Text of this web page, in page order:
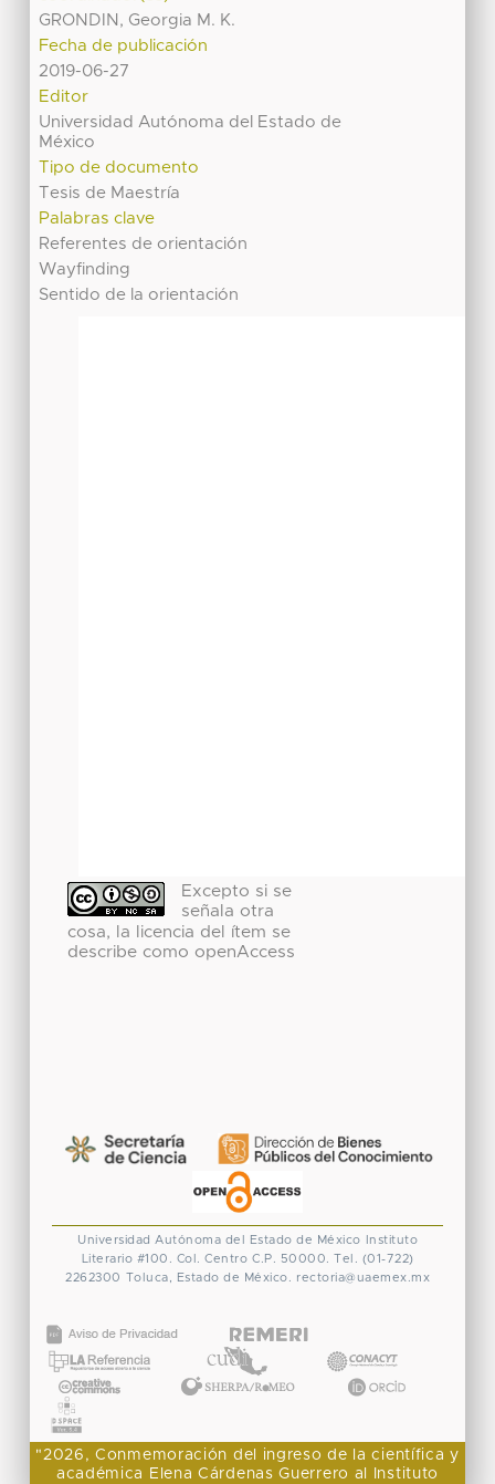
GRONDIN, Georgia M. K.
Fecha de publicación
2019-06-27
Editor
Universidad Autónoma del Estado de
México
Tipo de documento
Tesis de Maestría
Palabras clave
Referentes de orientación
Wayfinding
Sentido de la orientación
Excepto si se
señala otra
cosa, la licencia del ítem se
describe como openAccess
Universidad Autónoma del Estado de México
Instituto
Literario #100. Col. Centro C.P. 50000. Tel. (01-722)
2262300 Toluca, Estado de México. rectoria@uaemex.mx
"2026, Conmemoración del ingreso de la científica y
académica Elena Cárdenas Guerrero al Instituto